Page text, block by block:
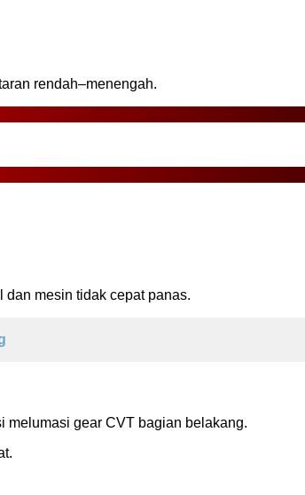
rendah–menengah.
mesin tidak cepat panas.
melumasi gear CVT bagian belakang.